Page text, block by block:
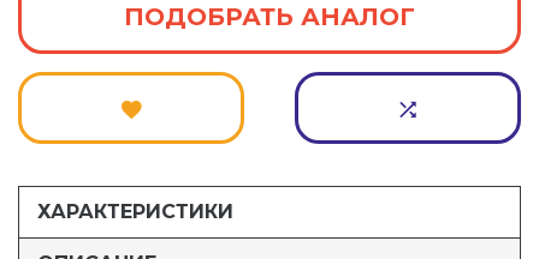
ПОДОБРАТЬ АНАЛОГ
ХАРАКТЕРИСТИКИ